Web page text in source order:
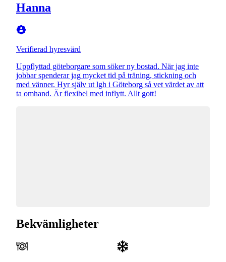
Hanna
Verifierad hyresvärd
Uppflyttad göteborgare som söker ny bostad. När jag inte
jobbar spenderar jag mycket tid på träning, stickning och
med vänner. Hyr själv ut lgh i Göteborg så vet värdet av att
ta omhand. Är flexibel med inflytt. Allt gott!
Bekvämligheter